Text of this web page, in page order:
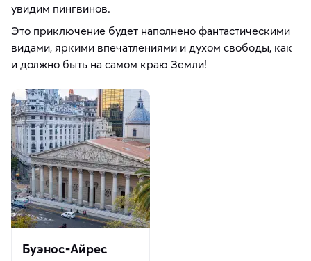
увидим пингвинов.
Это приключение будет наполнено фантастическими
видами, яркими впечатлениями и духом свободы, как
и должно быть на самом краю Земли!
Буэнос-Айрес